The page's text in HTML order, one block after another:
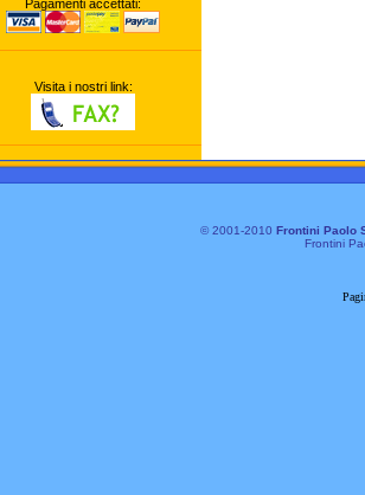
Pagamenti accettati:
Visita i nostri link:
© 2001-2010 Frontini Paolo
Frontini